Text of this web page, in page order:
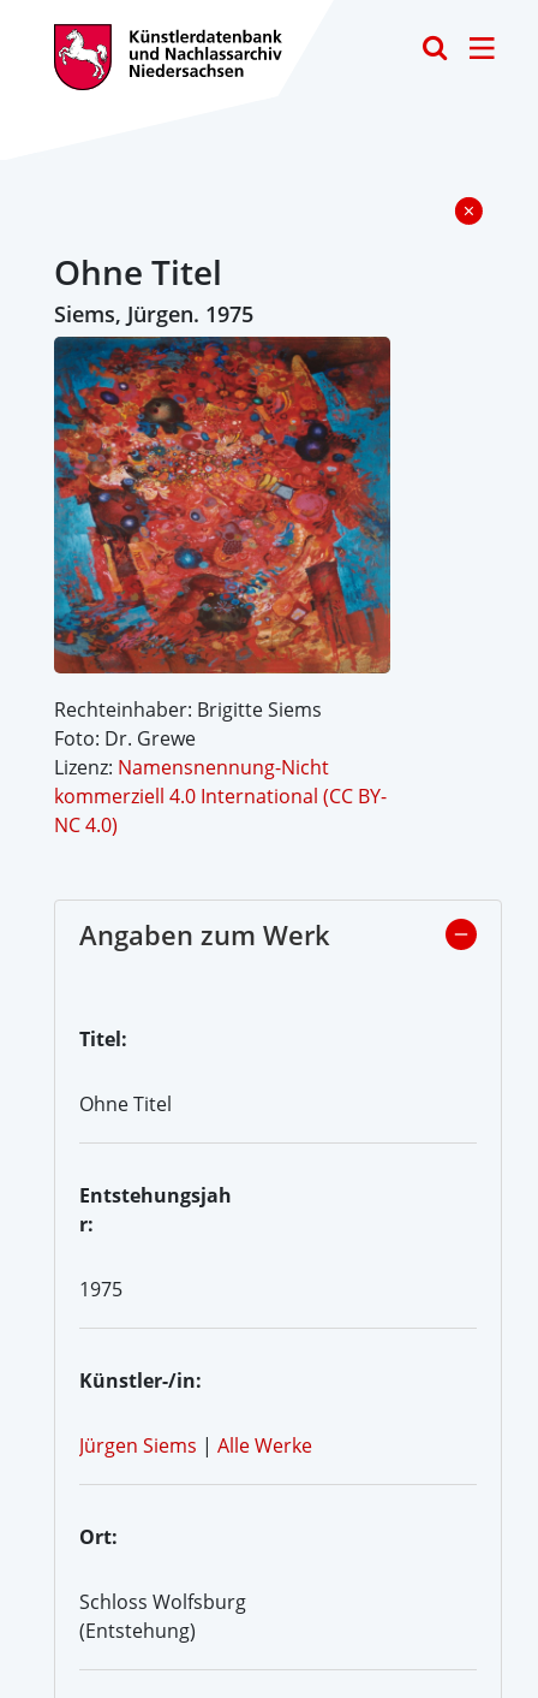
Ohne Titel
Siems, Jürgen. 1975
Rechteinhaber: Brigitte Siems
Foto: Dr. Grewe
Lizenz: Namensnennung-Nicht
kommerziell 4.0 International (CC BY-
NC 4.0)
Angaben zum Werk
Titel:
Ohne Titel
Entstehungsjah
r:
1975
Künstler-/in:
Jürgen Siems | Alle Werke
Ort:
Schloss Wolfsburg
(Entstehung)